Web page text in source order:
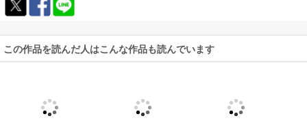
この作品を読んだ人はこんな作品も読んでいます